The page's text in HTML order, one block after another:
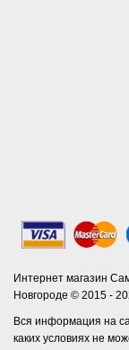
Интернет магазин
Новгороде © 2015 -
Вся информация на
каких условиях не